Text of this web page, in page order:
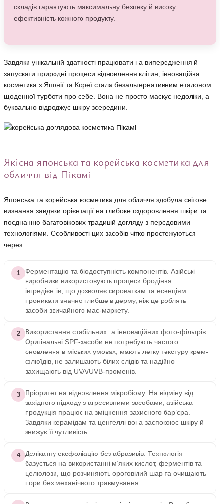
складів гарантують максимальну безпеку й високу
ефективність кожного продукту.
Завдяки унікальній здатності працювати на випередження й
запускати природні процеси відновлення клітин, інноваційна
косметика з Японії та Кореї стала безальтернативним еталоном
щоденної турботи про себе. Вона не просто маскує недоліки, а
буквально відроджує шкіру зсередини.
Якісна японська та корейська косметика для
обличчя від Пікамі
Японська та корейська косметика для обличчя здобула світове
визнання завдяки орієнтації на глибоке оздоровлення шкіри та
поєднанню багатовікових традицій догляду з передовими
технологіями. Особливості цих засобів чітко простежуються
через:
1
Ферментацію та біодоступність компонентів. Азійські
виробники використовують процеси бродіння
інгредієнтів, що дозволяє сироваткам та есенціям
проникати значно глибше в дерму, ніж це роблять
засоби звичайного мас-маркету.
2
Використання стабільних та інноваційних фото-фільтрів.
Оригінальні SPF-засоби не потребують частого
оновлення в міських умовах, мають легку текстуру крем-
флюїдів, не залишають білих слідів та надійно
захищають від UVA/UVB-променів.
3
Пріоритет на відновлення мікробіому. На відміну від
західного підходу з агресивними засобами, азійська
продукція працює на зміцнення захисного бар’єра.
Завдяки керамідам та центеллі вона заспокоює шкіру й
знижує її чутливість.
4
Делікатну ексфоліацію без абразивів. Технологія
базується на використанні м’яких кислот, ферментів та
целюлози, що розчиняють ороговілий шар та очищають
пори без механічного травмування.